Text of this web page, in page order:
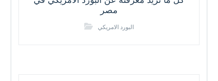
مصر
البورد الامريكي